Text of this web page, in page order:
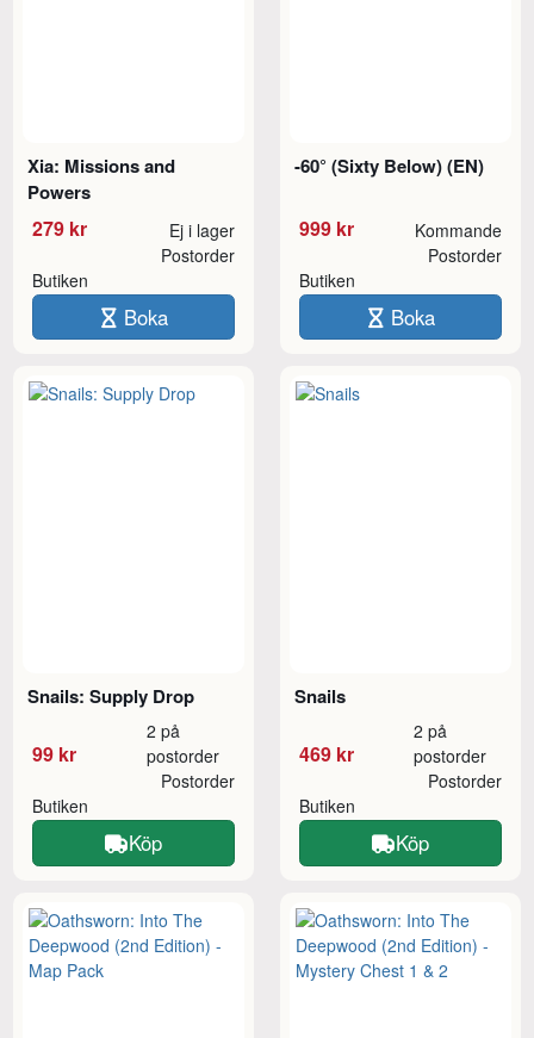
Xia: Missions and
Powers
279 kr Ej i lager
Butiken
Postorder
Boka
-60° (Sixty Below) (EN)
999 kr Kommande
Butiken
Postorder
Boka
Snails: Supply Drop
99 kr
2 på
postorder
Butiken
Postorder
Köp
Snails
469 kr
2 på
postorder
Butiken
Postorder
Köp